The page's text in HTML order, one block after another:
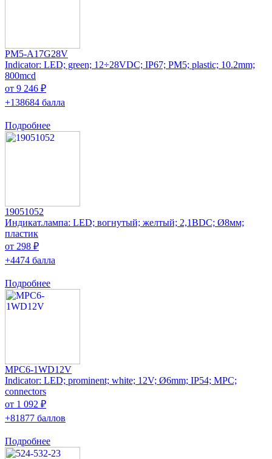
PM5-A17G28V
Indicator: LED; green; 12÷28VDC; IP67; PM5; plastic; 10.2mm;
800mcd
от 9 246 ₽
+138684 балла
Подробнее
19051052
Индикат.лампа: LED; вогнутый; желтый; 2,1ВDC; Ø8мм;
пластик
от 298 ₽
+4474 балла
Подробнее
MPC6-1WD12V
Indicator: LED; prominent; white; 12V; Ø6mm; IP54; MPC;
connectors
от 1 092 ₽
+81877 баллов
Подробнее